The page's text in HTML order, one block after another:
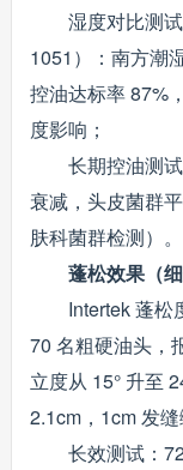
湿度对比测
1051）：南方潮
控油达标率 87%
度影响；
长期控油测
衰减，头皮菌群
肤科菌群检测）。
蓬松效果（
Intertek 蓬松
70 名粗硬油头，
立度从 15° 升至
2.1cm，1cm 发缝
长效测试：